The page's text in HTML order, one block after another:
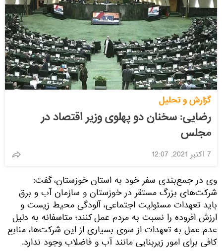
گزارش و تحلیل
رضایی: سخنان دو پهلوی وزیر اقتصاد در
مجلس
7 اکتبر 2021, 12:07
وی در جمع‌بندی‌ سفر خود به استان خوزستان، گفت:
شرکت‌های بزرگ مستقر در خوزستان و سازمان آب و برق
باید تعهدات مسئولیت اجتماعی، آلودگی محیط زیست و
ارزش افروده را نسبت به مردم عمل کنند؛ متاسفانه به دلیل
عدم عمل به تعهدات از سوی بسیاری از این شرکت‌ها، منابع
کافی برای امور زیربنایی مانند آب و فاضلاب وجود ندارد.